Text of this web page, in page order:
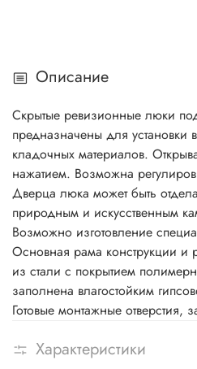
Описание
Скрытые ревизионные люки
предназначены для установки
кладочных материалов.
нажатием. Возможна
Дверца люка может быть
природным и искусственным
Возможно изготовление
Основная рама конструкции и
из стали с покрытием
заполнена влагостойким
Готовые монтажные отверстия,
Характеристики